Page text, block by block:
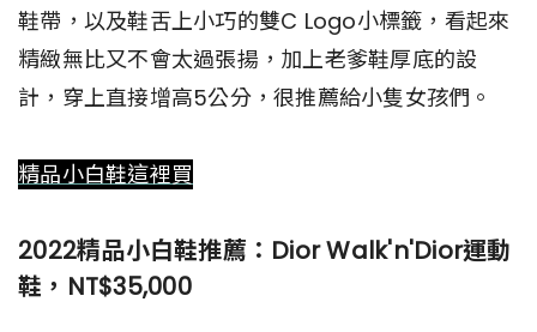
鞋帶，以及鞋舌上小巧的雙C Logo小標籤，看起來
精緻無比又不會太過張揚，加上老爹鞋厚底的設
計，穿上直接增高5公分，很推薦給小隻女孩們。
精品小白鞋這裡買
2022精品小白鞋推薦：Dior Walk'n'Dior運動
鞋，NT$35,000